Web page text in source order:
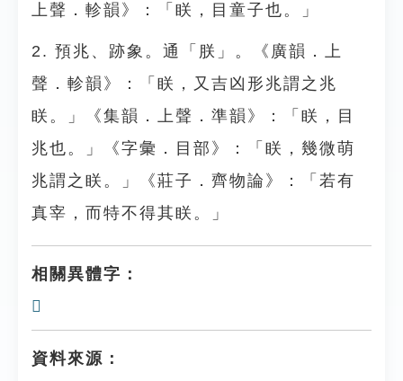
上聲．軫韻》：「眹，目童子也。」
2. 預兆、跡象。通「朕」。《廣韻．上
聲．軫韻》：「眹，又吉凶形兆謂之兆
眹。」《集韻．上聲．準韻》：「眹，目
兆也。」《字彙．目部》：「眹，幾微萌
兆謂之眹。」《莊子．齊物論》：「若有
真宰，而特不得其眹。」
相關異體字：
𥆵
資料來源：